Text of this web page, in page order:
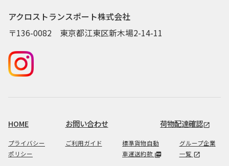
アクロストランスポート株式会社
〒136-0082 東京都江東区新木場2-14-11
HOME お問い合わせ 荷物配達確認open_in_new
プライバシー
ポリシー
ご利用ガイド
標準貨物自動
車運送約款 picture_as_pdf
グループ企業
一覧 open_in_new